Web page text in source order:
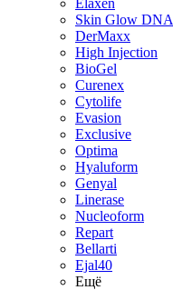
Elaxen
Skin Glow DNA
DerMaxx
High Injection
BioGel
Curenex
Cytolife
Evasion
Exclusive
Optima
Hyaluform
Genyal
Linerase
Nucleoform
Repart
Bellarti
Ejal40
Ещё